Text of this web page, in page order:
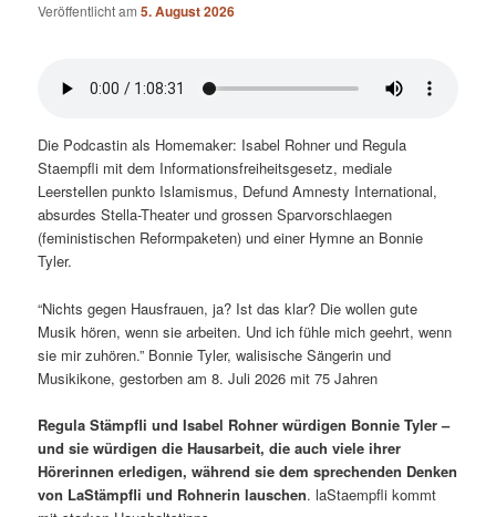
Veröffentlicht am5. August 2026
Die Podcastin als Homemaker: Isabel Rohner und Regula
Staempfli mit dem Informationsfreiheitsgesetz, mediale
Leerstellen punkto Islamismus, Defund Amnesty International,
absurdes Stella-Theater und grossen Sparvorschlaegen
(feministischen Reformpaketen) und einer Hymne an Bonnie
Tyler.
“Nichts gegen Hausfrauen, ja? Ist das klar? Die wollen gute
Musik hören, wenn sie arbeiten. Und ich fühle mich geehrt, wenn
sie mir zuhören.” Bonnie Tyler, walisische Sängerin und
Musikikone, gestorben am 8. Juli 2026 mit 75 Jahren
Regula Stämpfli und Isabel Rohner würdigen Bonnie Tyler –
und sie würdigen die Hausarbeit, die auch viele ihrer
Hörerinnen erledigen, während sie dem sprechenden Denken
von LaStämpfli und Rohnerin lauschen. laStaempfli kommt